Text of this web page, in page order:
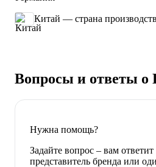
Китай — страна
Вопросы и ответы о
Нужна помощь?
Задайте вопрос – вам
представитель бренда или